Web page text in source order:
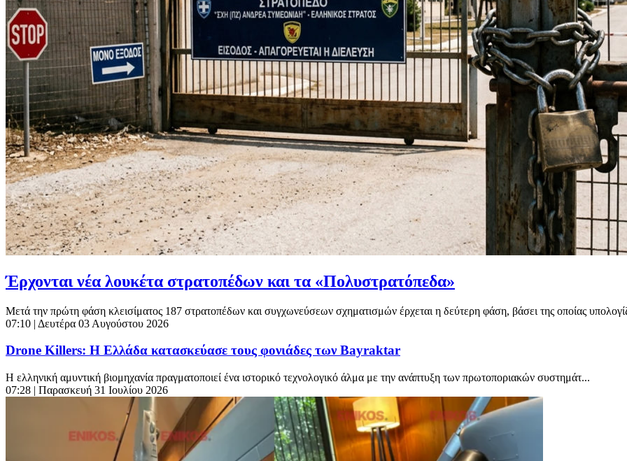
Έρχονται νέα λουκέτα στρατοπέδων και τα «Πολυστρατόπεδα»
Μετά την πρώτη φάση κλεισίματος 187 στρατοπέδων και συγχωνεύσεων σχηματισμών έρχεται η δεύτερη φάση, βάσει της οποίας
07:10 | Δευτέρα 03 Αυγούστου 2026
Drone Killers: Η Ελλάδα κατασκεύασε τους φονιάδες των Bayraktar
Η ελληνική αμυντική βιομηχανία πραγματοποιεί ένα ιστορικό τεχνολογικό άλμα με την ανάπτυξη των πρωτοποριακών συστημάτ...
07:28 | Παρασκευή 31 Ιουλίου 2026